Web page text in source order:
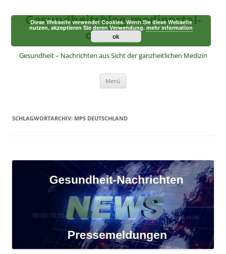
springen
Gesundheitsblog-mediportal-
online.de
Gesundheit – Nachrichten aus Sicht der ganzheitlichen Medizin
Menü
SCHLAGWORTARCHIV: MPS DEUTSCHLAND
Diese Webseite verwendet Cookies. Wenn Sie diese Webseite
nutzen, akzeptieren Sie deren Verwendung.mehr Information
ok